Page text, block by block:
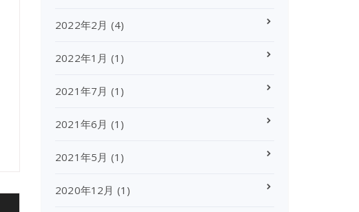
2022年2月 (4)
2022年1月 (1)
2021年7月 (1)
2021年6月 (1)
2021年5月 (1)
2020年12月 (1)